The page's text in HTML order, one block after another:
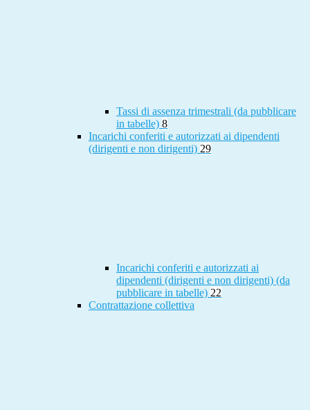
Tassi di assenza trimestrali (da pubblicare
in tabelle) 8
Incarichi conferiti e autorizzati ai dipendenti
(dirigenti e non dirigenti) 29
Incarichi conferiti e autorizzati ai
dipendenti (dirigenti e non dirigenti) (da
pubblicare in tabelle) 22
Contrattazione collettiva